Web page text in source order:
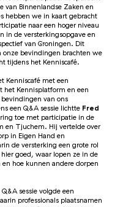
van Binnenlandse Zaken en
hebben we in kaart gebracht
naar een hoger niveau
in de versterkingsopgave en
van Groningen. Dit
onze bevindingen brachten we
tijdens het Kenniscafé.
Kenniscafé met een
het Kennisplatform en een
van ons
een Q&A sessie lichtte Fred
toe met participatie in de
en Tjuchem. Hij vertelde over
in Eigen Hand en
de versterking een grote rol
goed, waar lopen ze in de
hoe kunnen andere dorpen
sessie volgde een
professionals plaatsnamen